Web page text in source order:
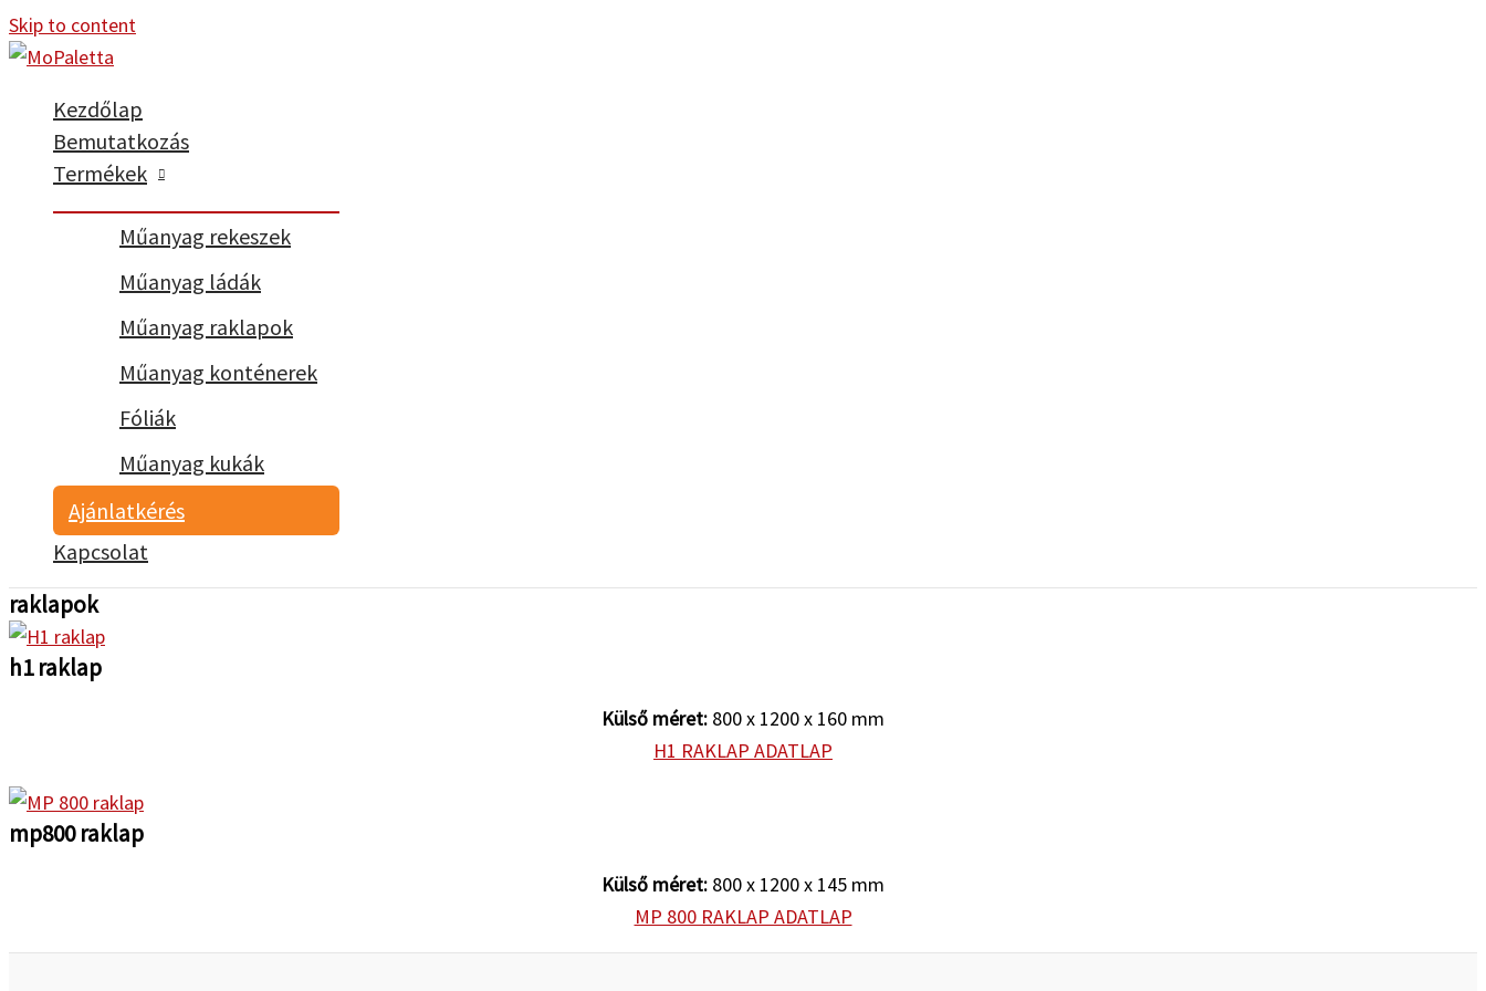
Skip to content
Kezdőlap
Bemutatkozás
Termékek
Műanyag rekeszek
Műanyag ládák
Műanyag raklapok
Műanyag konténerek
Fóliák
Műanyag kukák
Ajánlatkérés
Kapcsolat
raklapok
h1 raklap
Külső méret: 800 x 1200 x 160 mm
H1 RAKLAP ADATLAP
mp800 raklap
Külső méret: 800 x 1200 x 145 mm
MP 800 RAKLAP ADATLAP